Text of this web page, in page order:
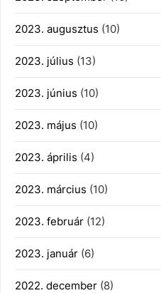
2023. augusztus (10)
2023. július (13)
2023. június (10)
2023. május (10)
2023. április (4)
2023. március (10)
2023. február (12)
2023. január (6)
2022. december (8)